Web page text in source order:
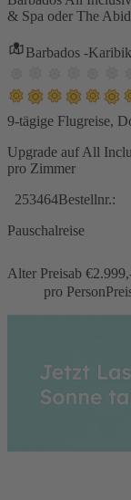
& Spa oder The
Barbados -
9-tägige Flugreise,
Upgrade auf All
pro Zimmer
253464Bestellnr.:
Pauschalreise
Alter Preisab €
pro Person